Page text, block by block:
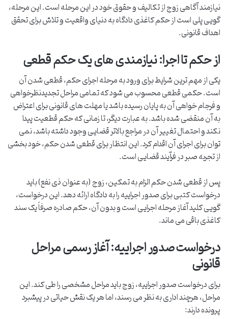
نیازمند آگاهی زوج از تکالیف و حقوق خود در این مرحله است. این مرحله،
گویی پلی است از حکم کاغذی دادگاه به دنیای واقعیت و تلاش برای تحقق
اهداف قانونی.
از حکم تا اجرا: نیازمندی های یک حکم قطعی
یکی از مهم ترین شرایط برای ورود به مرحله اجرای حکم، قطعی شدن آن
است. حکمی قطعی محسوب می شود که تمامی مراحل تجدیدنظرخواهی
و فرجام خواهی آن به پایان رسیده باشد یا مهلت های قانونی برای اعتراض
به آن منقضی شده باشد. به عبارت دیگر، تا زمانی که حکم قطعیت پیدا
نکند و احتمال تغییر آن در مراجع بالاتر قضایی وجود داشته باشد، نمی
توان برای اجرای آن اقدام کرد. این انتظار برای قطعی شدن حکم، خود بخشی
از تجربه صبر در فرآیند قضایی است.
پس از قطعی شدن حکم الزام به تمکین، زوج (به عنوان ذی نفع) باید
درخواست کتبی برای صدور اجراییه را به دادگاه ارائه دهد. این درخواست،
گویی کلید آغاز مرحله اجرایی است و بدون آن، حکم صادره صرفاً یک سند
کاغذی باقی می ماند.
درخواست صدور اجراییه: آغاز رسمی مراحل
قانونی
برای درخواست صدور اجراییه، زوج باید مراحل مشخصی را طی کند. این
مراحل، هرچند اداری به نظر می رسند، اما هر یک نقش حیاتی در پیشبرد
پرونده دارند: